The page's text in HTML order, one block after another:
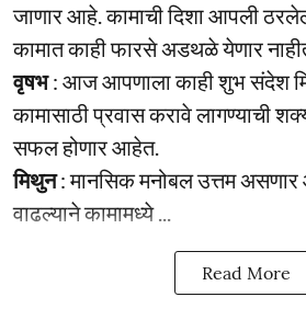
जाणार आहे. कामाची दिशा आपली
कामात काही फारसे अडथळे येणार
वृषभ: आज आपणाला काही शुभ संदेश
कामासाठी प्रवास करावे लागण्याची
सफल होणार आहेत.
मिथुन: मानसिक मनोबल उत्तम असणार
वाढल्याने कामामध्ये ...
Read More